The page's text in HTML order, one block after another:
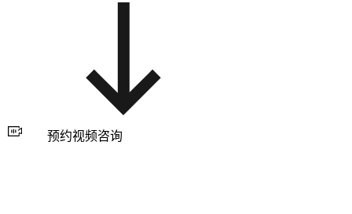
预约视频咨询